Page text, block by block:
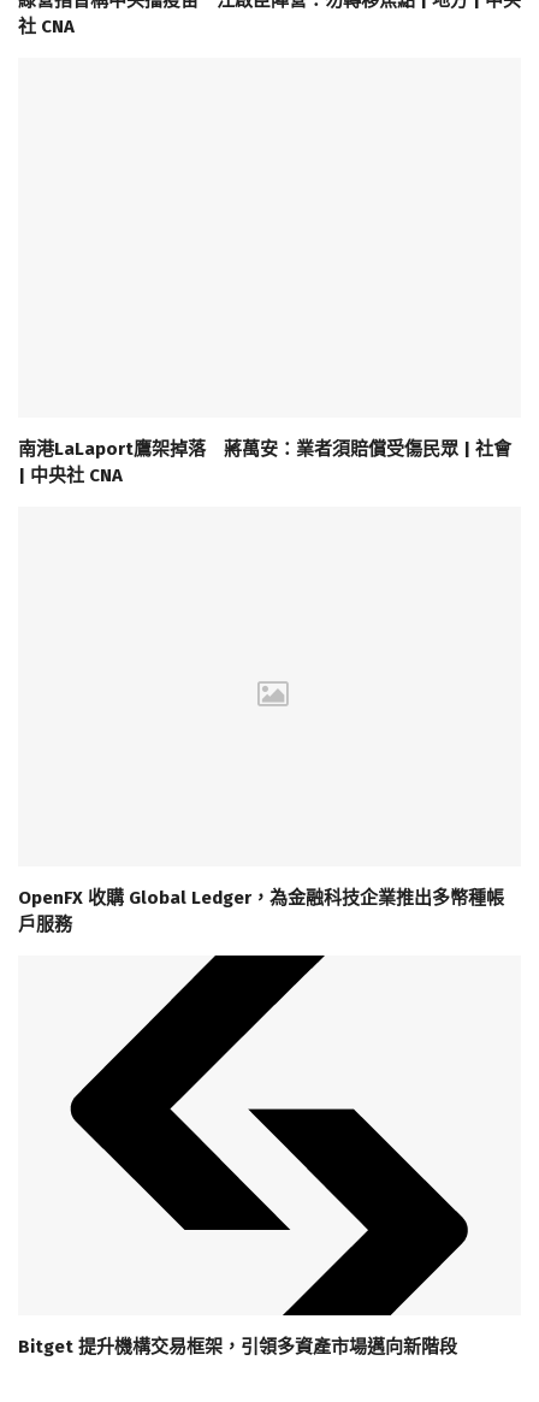
社 CNA
南港LaLaport鷹架掉落 蔣萬安：業者須賠償受傷民眾 | 社會
| 中央社 CNA
OpenFX 收購 Global Ledger，為金融科技企業推出多幣種帳
戶服務
Bitget 提升機構交易框架，引領多資產市場邁向新階段